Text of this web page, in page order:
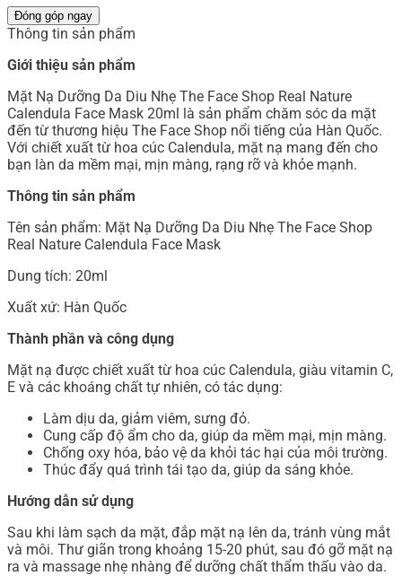
Đóng góp ngay
Thông tin sản phẩm
Giới thiệu sản phẩm
Mặt Nạ Dưỡng Da Diu Nhẹ The Face Shop Real Nature
Calendula Face Mask 20ml là sản phẩm chăm sóc da mặt
đến từ thương hiệu The Face Shop nổi tiếng của Hàn Quốc.
Với chiết xuất từ hoa cúc Calendula, mặt nạ mang đến cho
bạn làn da mềm mại, mịn màng, rạng rỡ và khỏe mạnh.
Thông tin sản phẩm
Tên sản phẩm: Mặt Nạ Dưỡng Da Diu Nhẹ The Face Shop
Real Nature Calendula Face Mask
Dung tích: 20ml
Xuất xứ: Hàn Quốc
Thành phần và công dụng
Mặt nạ được chiết xuất từ hoa cúc Calendula, giàu vitamin C,
E và các khoáng chất tự nhiên, có tác dụng:
Làm dịu da, giảm viêm, sưng đỏ.
Cung cấp độ ẩm cho da, giúp da mềm mại, mịn màng.
Chống oxy hóa, bảo vệ da khỏi tác hại của môi trường.
Thúc đẩy quá trình tái tạo da, giúp da sáng khỏe.
Hướng dẫn sử dụng
Sau khi làm sạch da mặt, đắp mặt nạ lên da, tránh vùng mắt
và môi. Thư giãn trong khoảng 15-20 phút, sau đó gỡ mặt nạ
ra và massage nhẹ nhàng để dưỡng chất thẩm thấu vào da.